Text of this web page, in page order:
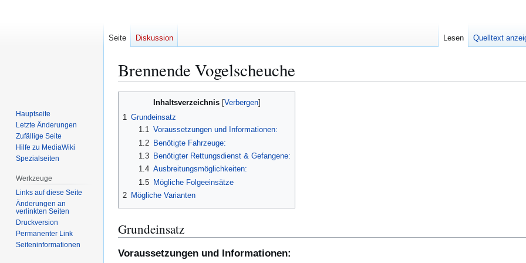
Brennende Vogelscheuche
Inhaltsverzeichnis
1 Grundeinsatz
1.1 Voraussetzungen und Informationen:
1.2
Benötigte Fahrzeuge:
1.3
Benötigter Rettungsdienst & Gefangene:
1.4 Ausbreitungsmöglichkeiten:
1.5
Mögliche Folgeeinsätze
2 Mögliche Varianten
Grundeinsatz
Voraussetzungen und Informationen:
Seite Diskussion Lesen Quelltext
Hauptseite
Letzte Änderungen
Zufällige Seite
Hilfe zu MediaWiki
Spezialseiten
Werkzeuge
Links auf diese Seite
Änderungen an
verlinkten Seiten
Druckversion
Permanenter Link
Seiten­­informationen